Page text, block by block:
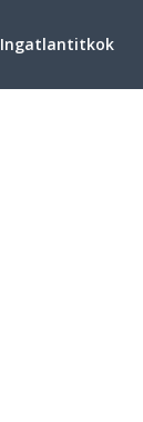
Ingatlantitkok